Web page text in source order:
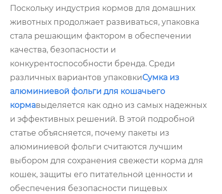
Поскольку индустрия кормов для домашних
животных продолжает развиваться, упаковка
стала решающим фактором в обеспечении
качества, безопасности и
конкурентоспособности бренда. Среди
различных вариантов упаковкиСумка из
алюминиевой фольги для кошачьего
кормавыделяется как одно из самых надежных
и эффективных решений. В этой подробной
статье объясняется, почему пакеты из
алюминиевой фольги считаются лучшим
выбором для сохранения свежести корма для
кошек, защиты его питательной ценности и
обеспечения безопасности пищевых